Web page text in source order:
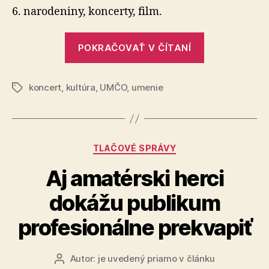
6. narodeniny, koncerty, film.
POKRAČOVAŤ V ČÍTANÍ
nič
šesť
rokov“
Značkykoncert, kultúra, UMČO, umenie
Kategórie
TLAČOVÉ SPRÁVY
Aj amatérski herci
dokážu publikum
profesionálne prekvapiť
AutorAutor: je uvedený priamo v článku